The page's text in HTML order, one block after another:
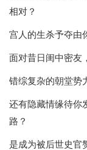
相对？
宫人的生杀予夺由
面对昔日闺中密友
错综复杂的朝堂势
还有隐藏情缘待你
路？
是成为被后世史官